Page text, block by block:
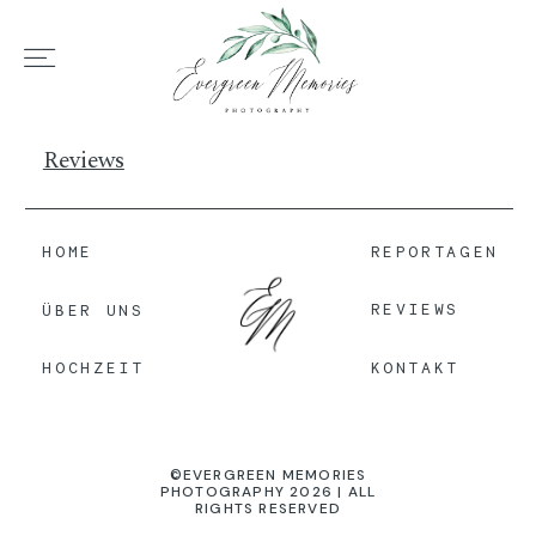
Reviews
HOME
ÜBER UNS
HOCHZEIT
REPORTAGEN
REVIEWS
KONTAKT
©EVERGREEN MEMORIES
PHOTOGRAPHY 2026 | ALL
RIGHTS RESERVED
HOCHZEIT
REVIEWS